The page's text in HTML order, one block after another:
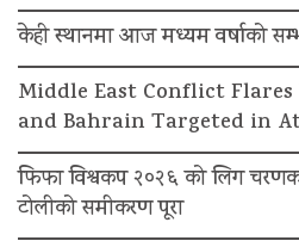
केही स्थानमा आज मध्यम वर्षाको
Middle East Conflict
and Bahrain Targeted in
फिफा विश्वकप २०२६ को लिग
टोलीको समीकरण पूरा